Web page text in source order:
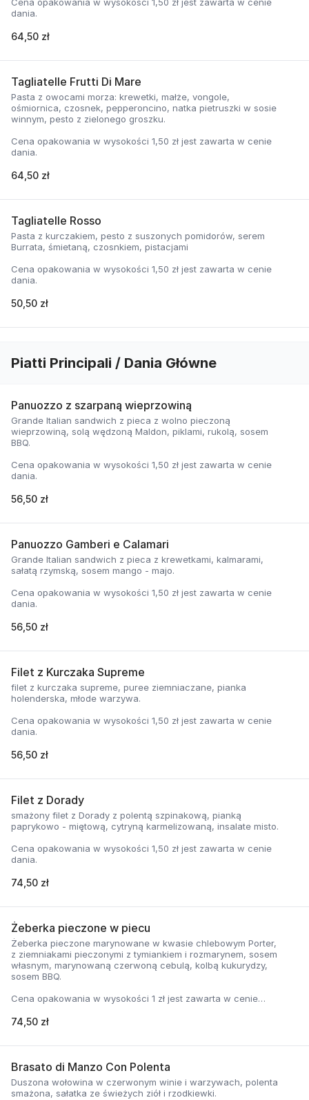
dania.
64,50 zł
Tagliatelle Frutti Di Mare
Pasta z owocami morza: krewetki, małże, vongole,
ośmiornica, czosnek, pepperoncino, natka pietruszki w sosie
winnym, pesto z zielonego groszku.
Cena opakowania w wysokości 1,50 zł jest zawarta w cenie
dania.
64,50 zł
Tagliatelle Rosso
Pasta z kurczakiem, pesto z suszonych pomidorów, serem
Burrata, śmietaną, czosnkiem, pistacjami
Cena opakowania w wysokości 1,50 zł jest zawarta w cenie
dania.
50,50 zł
Piatti Principali / Dania Główne
Panuozzo z szarpaną wieprzowiną
Grande Italian sandwich z pieca z wolno pieczoną
wieprzowiną, solą wędzoną Maldon, piklami, rukolą, sosem
BBQ.
Cena opakowania w wysokości 1,50 zł jest zawarta w cenie
dania.
56,50 zł
Panuozzo Gamberi e Calamari
Grande Italian sandwich z pieca z krewetkami, kalmarami,
sałatą rzymską, sosem mango - majo.
Cena opakowania w wysokości 1,50 zł jest zawarta w cenie
dania.
56,50 zł
Filet z Kurczaka Supreme
filet z kurczaka supreme, puree ziemniaczane, pianka
holenderska, młode warzywa.
Cena opakowania w wysokości 1,50 zł jest zawarta w cenie
dania.
56,50 zł
Filet z Dorady
smażony filet z Dorady z polentą szpinakową, pianką
paprykowo - miętową, cytryną karmelizowaną, insalate misto.
Cena opakowania w wysokości 1,50 zł jest zawarta w cenie
dania.
74,50 zł
Żeberka pieczone w piecu
Żeberka pieczone marynowane w kwasie chlebowym Porter,
z ziemniakami pieczonymi z tymiankiem i rozmarynem, sosem
własnym, marynowaną czerwoną cebulą, kolbą kukurydzy,
sosem BBQ.
Cena opakowania w wysokości 1 zł jest zawarta w cenie
74,50 zł
Brasato di Manzo Con Polenta
Duszona wołowina w czerwonym winie i warzywach, polenta
smażona, sałatka ze świeżych ziół i rzodkiewki.